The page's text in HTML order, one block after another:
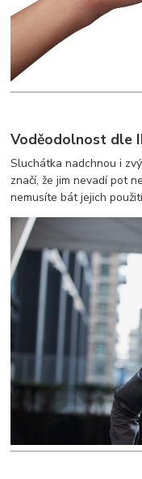
Voděodolnost dle
Sluchátka nadchnou i
značí, že jim nevadí pot
nemusíte bát jejich